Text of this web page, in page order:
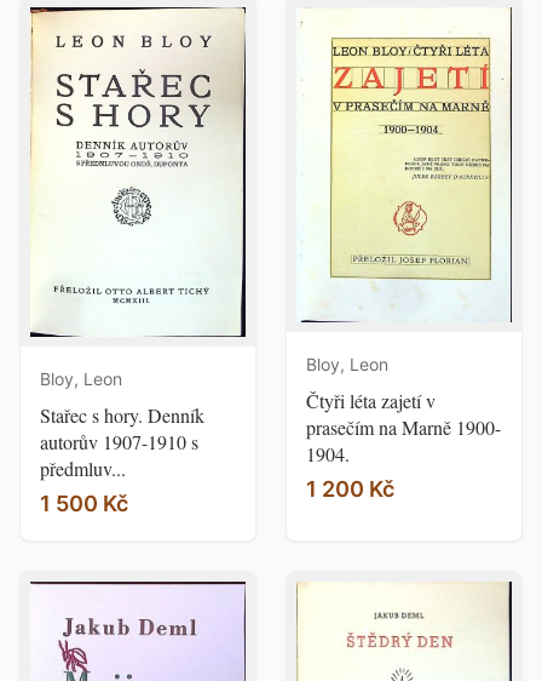
Bloy, Leon
Stařec s hory. Denník
autorův 1907-1910 s
předmluv...
1 500 Kč
Bloy, Leon
Čtyři léta zajetí v
prasečím na Marně 1900-
1904.
1 200 Kč